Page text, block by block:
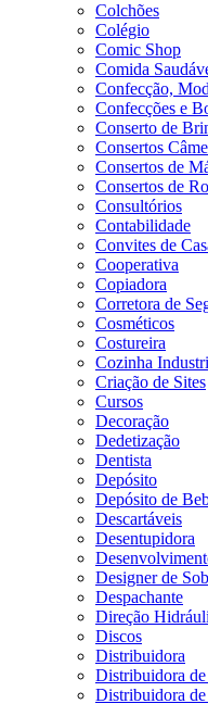
Colchões
Colégio
Comic Shop
Comida
Confecção,
Confecções e
Conserto de
Consertos
Consertos de
Consertos de
Consultórios
Contabilidade
Convites de
Cooperativa
Copiadora
Corretora de
Cosméticos
Costureira
Cozinha
Criação de Sites
Cursos
Decoração
Dedetização
Dentista
Depósito
Depósito de
Descartáveis
Desentupidora
Designer de
Despachante
Direção
Discos
Distribuidora
Distribuidora
Distribuidora de